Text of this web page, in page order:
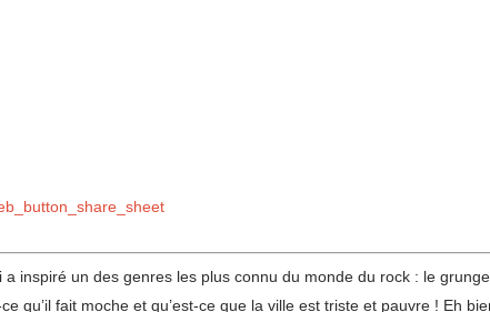
inspiré un des genres les plus connu du monde du rock : le
qu’il fait moche et qu’est-ce que la ville est triste et pauvre ! Eh